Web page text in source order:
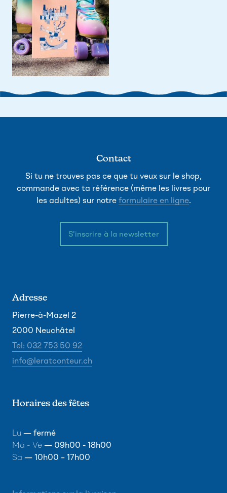
Contact
Si tu ne trouves pas ce que tu veux sur le shop,
commande avec ta référence (même les livres pour
les adultes) sur notre formulaire en ligne.
S'inscrire à la newsletter
Adresse
Pierre-à-Mazel 2
2000 Neuchâtel
Tel: 032 753 50 92
info@leratconteur.ch
Horaires des fêtes
Lu — fermé
Ma - Ve — 09h00 - 18h00
Sa — 10h00 – 17h00